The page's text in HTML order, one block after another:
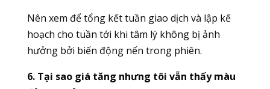
Nên xem để tổng kết tuần giao dịch và lập kế
hoạch cho tuần tới khi tâm lý không bị ảnh
hưởng bởi biến động nến trong phiên.
6. Tại sao giá tăng nhưng tôi vẫn thấy màu